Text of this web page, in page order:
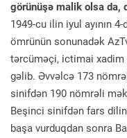
görünüşə malik olsa da,
1949-cu ilin iyul ayının
ömrünün sonunadək
tərcüməçi, ictimai
gəlib. Əvvəlcə 173
sinifdən 190 nömrəli
Beşinci sinifdən fars
başa vurduqdan sonra